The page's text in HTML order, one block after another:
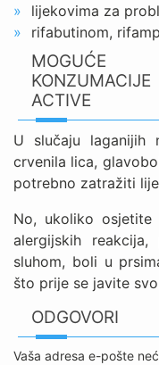
lijekovima za
rifabutinom,
MOGUĆE
ACTIVE
U slučaju laganijih
crvenila lica,
potrebno zatražiti
No, ukoliko osjetite
alergijskih
sluhom, boli u
što prije se javite
ODGOVORI
Vaša adresa e-pošte